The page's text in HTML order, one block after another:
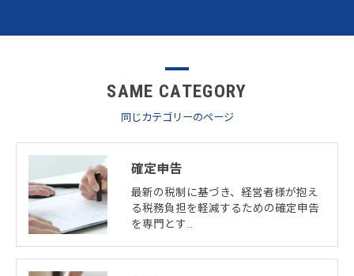
同じカテゴリーのページ
SAME CATEGORY
確定申告
最新の税制に基づき、経営者様が抱え
る税務負担を軽減するための確定申告
を専門とす…